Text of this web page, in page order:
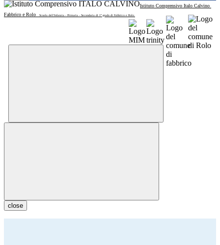
Istituto Comprensivo Italo Calvino
Fabbrico e Rolo
Scuola dell'Infanzia - Primaria - Secondaria di 1° grado di Fabbrico e Rolo
close